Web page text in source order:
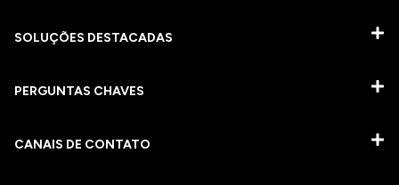
SOLUÇÕES DESTACADAS
PERGUNTAS CHAVES​
CANAIS DE CONTATO